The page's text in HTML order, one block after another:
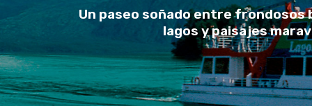
Un paseo soñado entre frondosos
lagos y paisajes